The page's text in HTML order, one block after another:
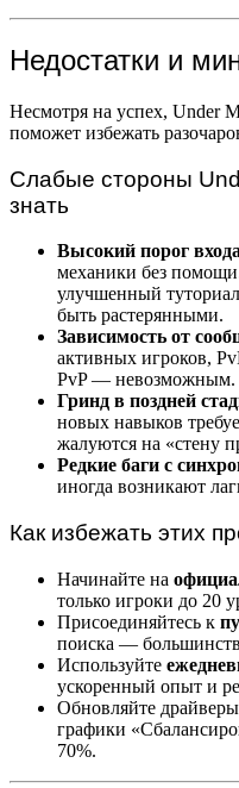
Недостатки и
Несмотря на успех, Under
поможет избежать
Слабые стороны
знать
Высокий порог
механики без
улучшенный
быть растерянными.
Зависимость от
активных игроков,
PvP — невозможным.
Гринд в поздней
новых навыков
жалуются на «стену
Редкие баги с
иногда возникают
Как избежать этих
Начинайте на
только игроки до 20
Присоединяйтесь к
поиска —
Используйте
ускоренный опыт и
Обновляйте
графики
70%.